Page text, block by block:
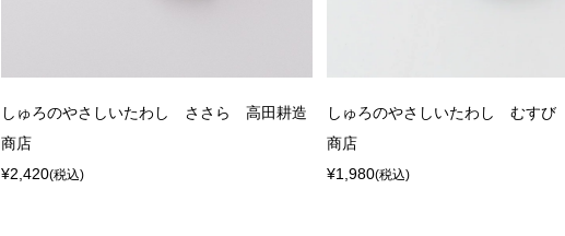
しゅろのやさしいたわし ささら 高田耕造
商店
¥2,420(税込)
しゅろのやさしいたわし むす
商店
¥1,980(税込)